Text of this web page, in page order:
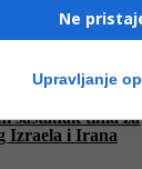
ne žele čekati
sastanak tima za
Izraela i Irana
Ne
Upravljanje